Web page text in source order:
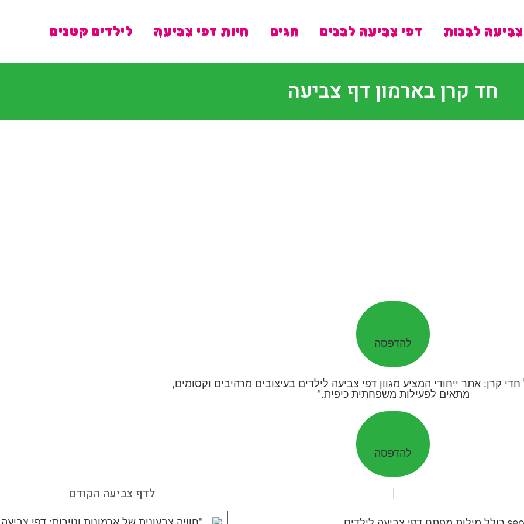
לבנות דפי צביעה לבנים חגים חיות דפי צביעה לילדים קטנים
חד קרן בארמון דף צביעה
להדפסה
להדפסה
לדף צביעה הקודם